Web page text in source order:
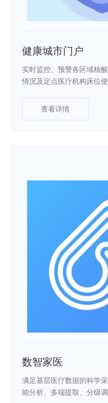
健康城市门户
实时监控、预警各区域核
情况及定点医疗机构床位
查看详情
数智家医
满足基层医疗数据的科学
能分析、多端提取、分级